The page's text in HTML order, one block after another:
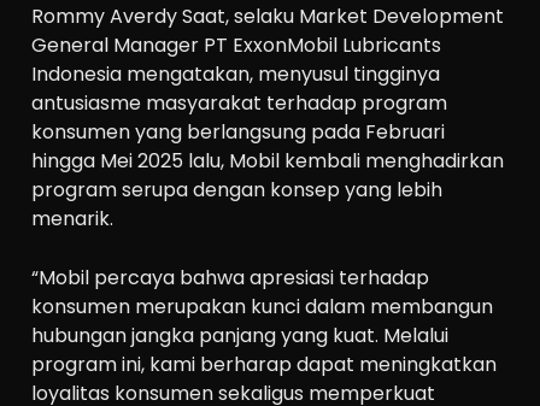
Rommy Averdy Saat, selaku Market Development
General Manager PT ExxonMobil Lubricants
Indonesia mengatakan, menyusul tingginya
antusiasme masyarakat terhadap program
konsumen yang berlangsung pada Februari
hingga Mei 2025 lalu, Mobil kembali menghadirkan
program serupa dengan konsep yang lebih
menarik.
“Mobil percaya bahwa apresiasi terhadap
konsumen merupakan kunci dalam membangun
hubungan jangka panjang yang kuat. Melalui
program ini, kami berharap dapat meningkatkan
loyalitas konsumen sekaligus memperkuat